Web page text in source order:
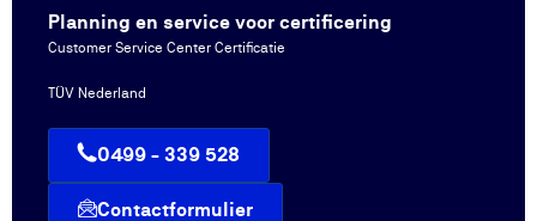
0499 - 339 528
Contactformulier
Planning en service voor certificering
Customer Service Center Certificatie
TÜV Nederland